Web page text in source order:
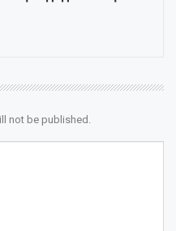
not be published.